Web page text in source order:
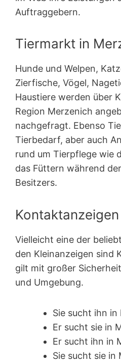
Auftraggebern.
Tiermarkt in
Hunde und Welpen,
Zierfische, Vögel,
Haustiere werden über
Region Merzenich
nachgefragt. Ebenso
Tierbedarf, aber auch
rund um Tierpflege wie
das Füttern während
Besitzers.
Kontaktanzeigen
Vielleicht eine der
den Kleinanzeigen sind
gilt mit großer
und Umgebung.
Sie sucht ihn in
Er sucht sie in
Er sucht ihn in
Sie sucht sie in